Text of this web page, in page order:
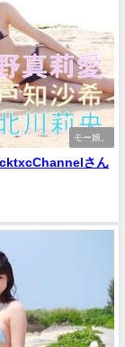
モー娘。
さん